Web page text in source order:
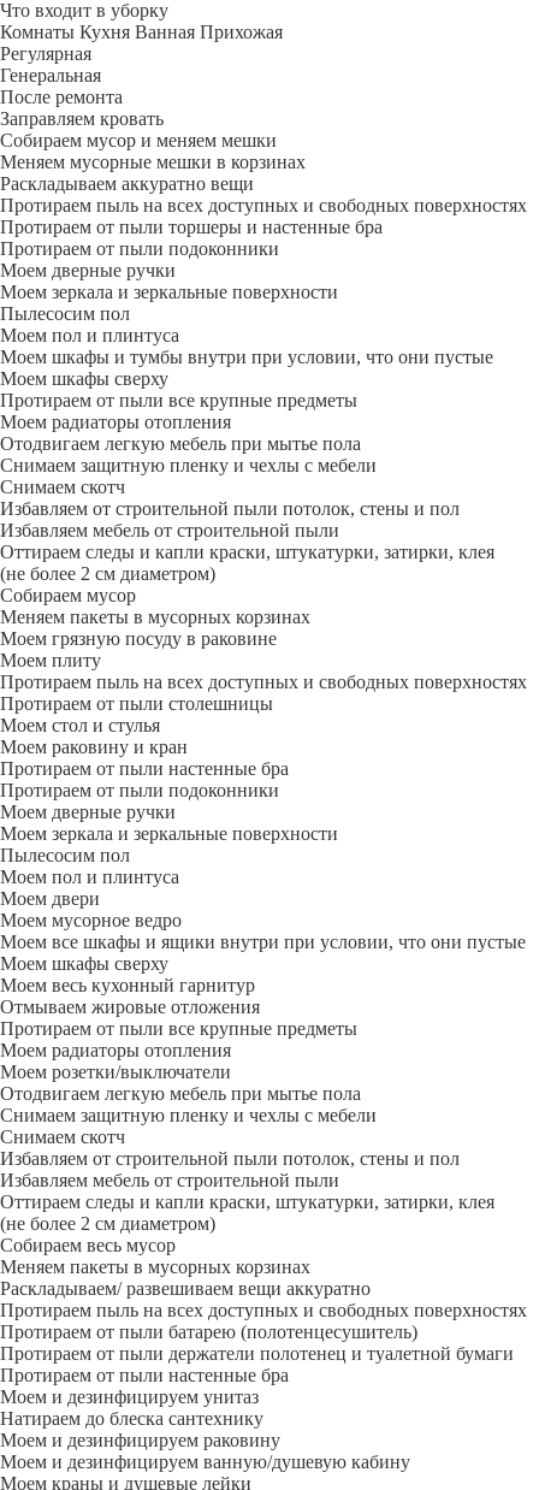
Что входит в уборку
Регу­лярная
Гене­ральная
После ремонта
Заправляем кровать
Собираем мусор и меняем мешки
Меняем мусорные мешки в корзинах
Раскладываем аккуратно вещи
Протираем пыль на всех доступных и свободных поверхностях
Протираем от пыли торшеры и настенные бра
Протираем от пыли подоконники
Моем дверные ручки
Моем зеркала и зеркальные поверхности
Пылесосим пол
Моем пол и плинтуса
Моем шкафы и тумбы внутри при условии, что они пустые
Моем шкафы сверху
Протираем от пыли все крупные предметы
Моем радиаторы отопления
Отодвигаем легкую мебель при мытье пола
Снимаем защитную пленку и чехлы с мебели
Снимаем скотч
Избавляем от строительной пыли потолок, стены и пол
Избавляем мебель от строительной пыли
Оттираем следы и капли краски, штукатурки, затирки, клея
(не более 2 см диаметром)
Собираем мусор
Меняем пакеты в мусорных корзинах
Моем грязную посуду в раковине
Моем плиту
Протираем пыль на всех доступных и свободных поверхностях
Протираем от пыли столешницы
Моем стол и стулья
Моем раковину и кран
Протираем от пыли настенные бра
Протираем от пыли подоконники
Моем дверные ручки
Моем зеркала и зеркальные поверхности
Пылесосим пол
Моем пол и плинтуса
Моем двери
Моем мусорное ведро
Моем все шкафы и ящики внутри при условии, что они пустые
Моем шкафы сверху
Моем весь кухонный гарнитур
Отмываем жировые отложения
Протираем от пыли все крупные предметы
Моем радиаторы отопления
Моем розетки/выключатели
Отодвигаем легкую мебель при мытье пола
Снимаем защитную пленку и чехлы с мебели
Снимаем скотч
Избавляем от строительной пыли потолок, стены и пол
Избавляем мебель от строительной пыли
Оттираем следы и капли краски, штукатурки, затирки, клея
(не более 2 см диаметром)
Собираем весь мусор
Меняем пакеты в мусорных корзинах
Раскладываем/ развешиваем вещи аккуратно
Протираем пыль на всех доступных и свободных поверхностях
Протираем от пыли батарею (полотенцесушитель)
Протираем от пыли держатели полотенец и туалетной бумаги
Протираем от пыли настенные бра
Моем и дезинфицируем унитаз
Натираем до блеска сантехнику
Моем и дезинфицируем раковину
Моем и дезинфицируем ванную/душевую кабину
Моем краны и душевые лейки